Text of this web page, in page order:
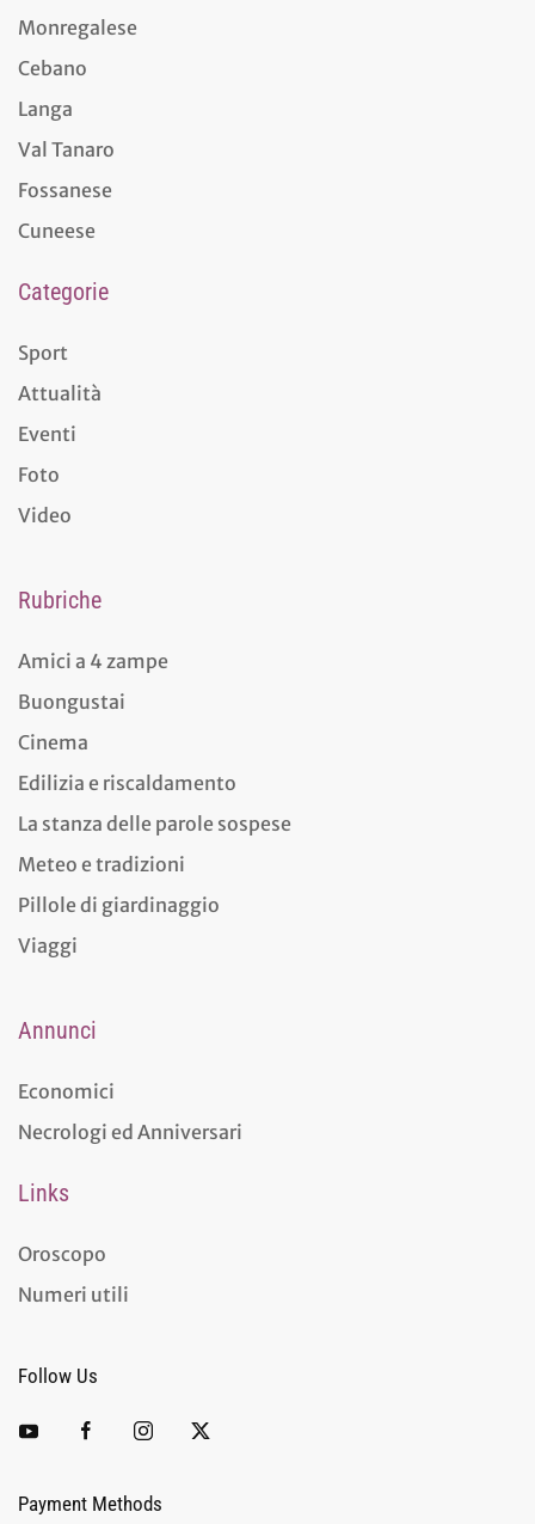
Monregalese
Cebano
Langa
Val Tanaro
Fossanese
Cuneese
Categorie
Sport
Attualità
Eventi
Foto
Video
Rubriche
Amici a 4 zampe
Buongustai
Cinema
Edilizia e riscaldamento
La stanza delle parole sospese
Meteo e tradizioni
Pillole di giardinaggio
Viaggi
Annunci
Economici
Necrologi ed Anniversari
Links
Oroscopo
Numeri utili
Follow Us
Payment Methods